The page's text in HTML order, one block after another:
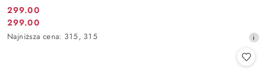
Cena
promocyjna:
299.00
Cena
promocyjna:
299.00
Najniższa
Najniższa cena: 315, 315